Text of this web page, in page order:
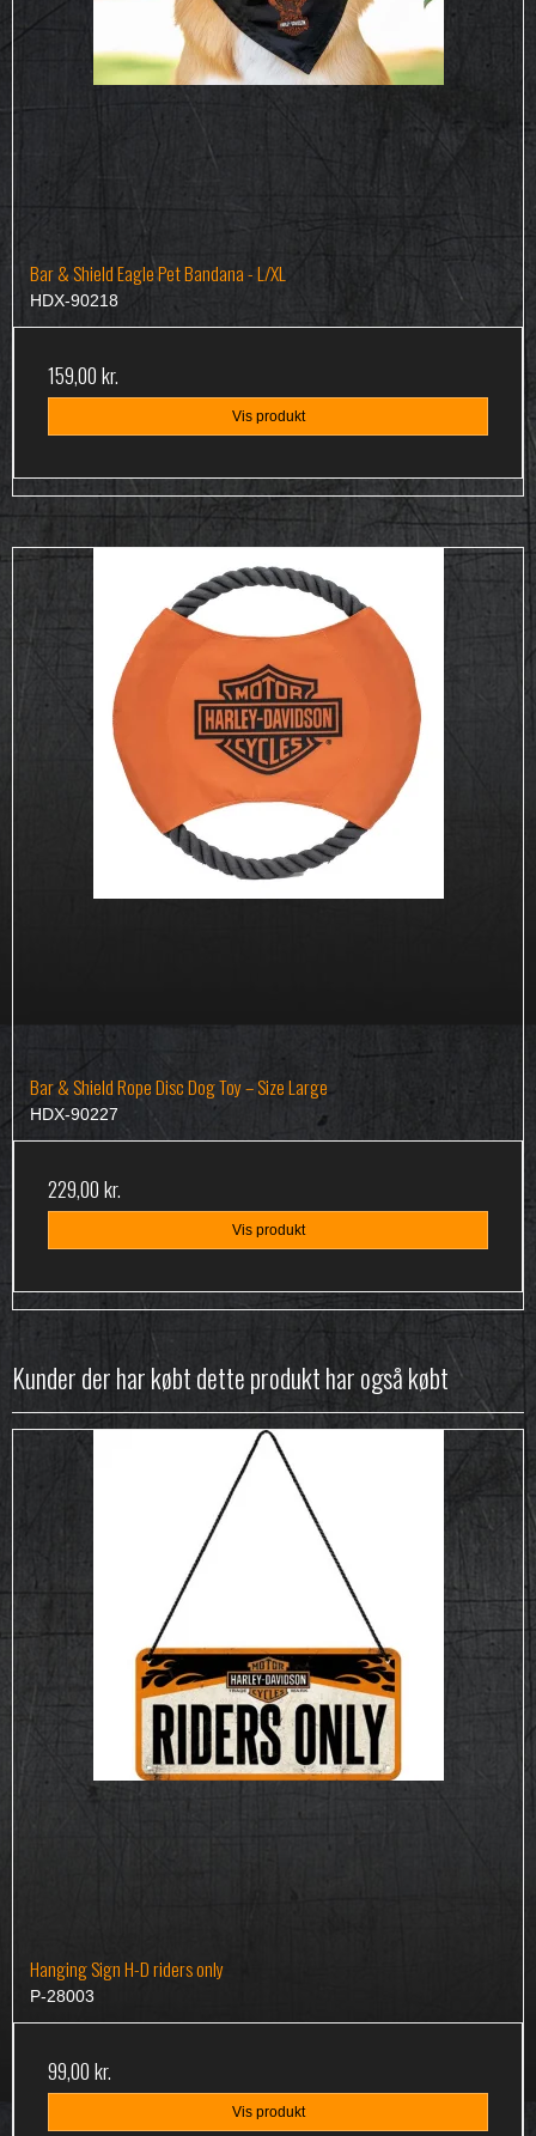
Bar & Shield Eagle Pet Bandana - L/XL
HDX-90218
159,00 kr.
Vis produkt
Bar & Shield Rope Disc Dog Toy – Size Large
HDX-90227
229,00 kr.
Vis produkt
Kunder der har købt dette produkt har også købt
Hanging Sign H-D riders only
P-28003
99,00 kr.
Vis produkt